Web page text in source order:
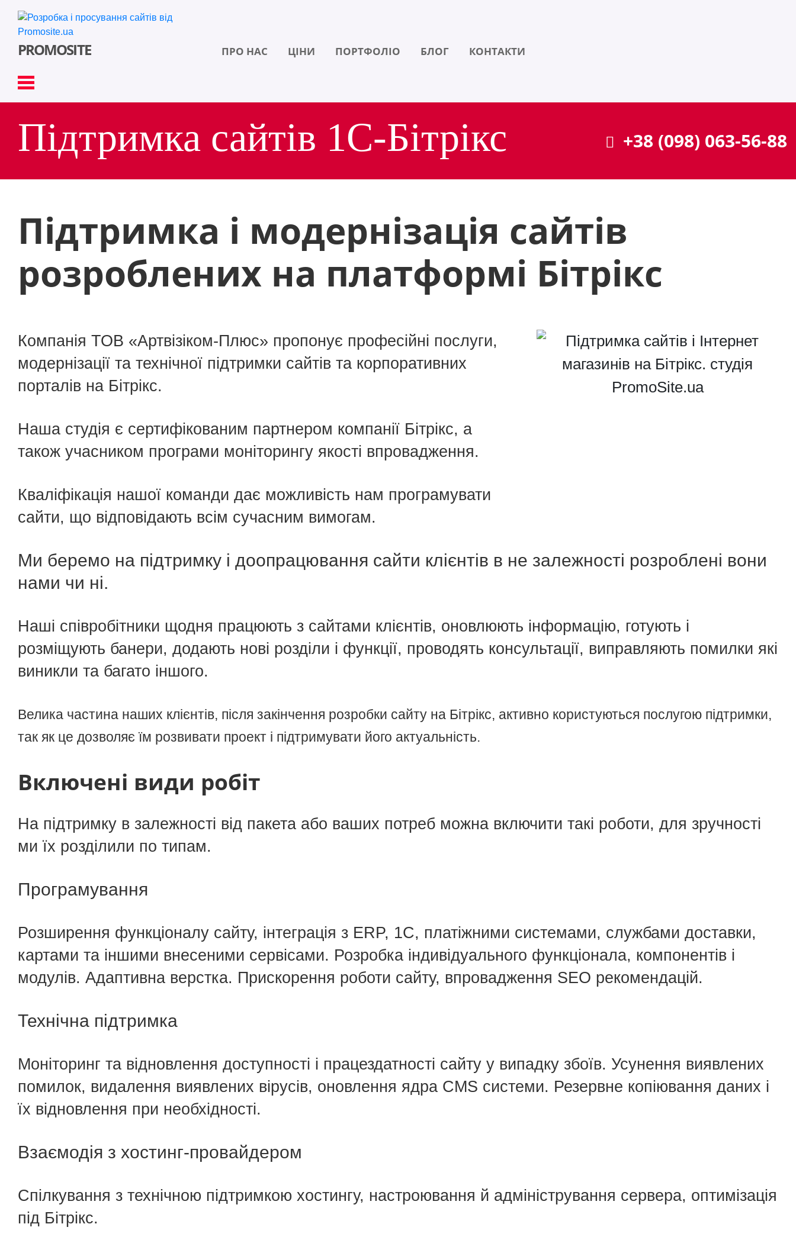
PROMOSITE ПРО НАС ЦІНИ ПОРТФОЛІО БЛОГ КОНТАКТИ
УВІЙТИ
Російська версія
Розробка сайтів
Розкрутка сайтів
Реклама YouTube
Впровадження KeyCRM
Впровадження Uspacy
Підтримка сайтів 1С-Бітрікс +38 (098) 063-56-88
Підтримка і модернізація сайтів
розроблених на платформі Бітрікс
Компанія ТОВ «Артвізіком-Плюс» пропонує професійні послуги,
модернізації та технічної підтримки сайтів та корпоративних
порталів на Бітрікс.
Наша студія є сертифікованим партнером компанії Бітрікс, а
також учасником програми моніторингу якості впровадження.
Кваліфікація нашої команди дає можливість нам програмувати
сайти, що відповідають всім сучасним вимогам.
Ми беремо на підтримку і доопрацювання сайти клієнтів в не залежності розроблені вони
нами чи ні.
Наші співробітники щодня працюють з сайтами клієнтів, оновлюють інформацію, готують і
розміщують банери, додають нові розділи і функції, проводять консультації, виправляють помилки які
виникли та багато іншого.
Велика частина наших клієнтів, після закінчення розробки сайту на Бітрікс, активно користуються послугою підтримки,
так як це дозволяє їм розвивати проект і підтримувати його актуальність.
Включені види робіт
На підтримку в залежності від пакета або ваших потреб можна включити такі роботи, для зручності
ми їх розділили по типам.
Програмування
Розширення функціоналу сайту, інтеграція з ERP, 1С, платіжними системами, службами доставки,
картами та іншими внесеними сервісами. Розробка індивідуального функціонала, компонентів і
модулів. Адаптивна верстка. Прискорення роботи сайту, впровадження SEO рекомендацій.
Технічна підтримка
Моніторинг та відновлення доступності і працездатності сайту у випадку збоїв. Усунення виявлених
помилок, видалення виявлених вірусів, оновлення ядра CMS системи. Резервне копіювання даних і
їх відновлення при необхідності.
Взаємодія з хостинг-провайдером
Спілкування з технічною підтримкою хостингу, настроювання й адміністрування сервера, оптимізація
під Бітрікс.